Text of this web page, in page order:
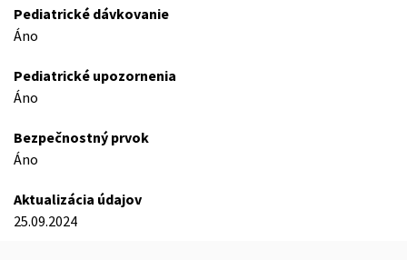
Pediatrické dávkovanie
Áno
Pediatrické upozornenia
Áno
Bezpečnostný prvok
Áno
Aktualizácia údajov
25.09.2024